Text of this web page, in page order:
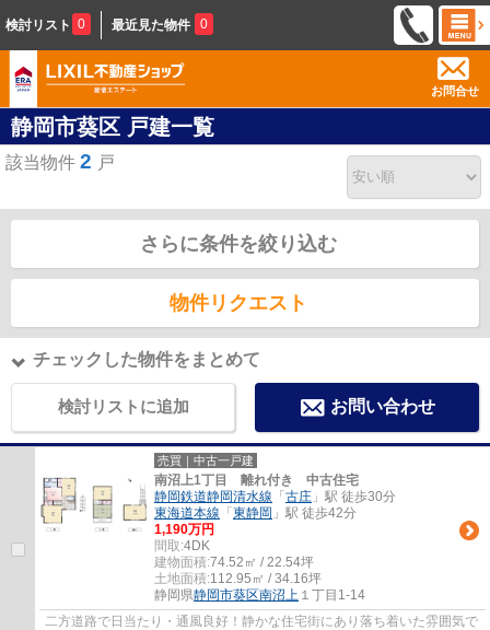
検討リスト 0 最近見た物件 0
お問合せ
静岡市葵区 戸建一覧
該当物件 2 戸
さらに条件を絞り込む
物件リクエスト
チェックした物件をまとめて
検討リストに追加 お問い合わせ
売買｜中古一戸建
南沼上1丁目 離れ付き 中古住宅
静岡鉄道静岡清水線 「 古庄 」駅 徒歩30分
東海道本線 「 東静岡 」駅 徒歩42分
1,190万円
間取:4DK
建物面積:74.52㎡ / 22.54坪
土地面積:112.95㎡ / 34.16坪
静岡県静岡市葵区南沼上 １丁目1-14
二方道路で日当たり・通風良好！静かな住宅街にあり落ち着いた雰囲気で